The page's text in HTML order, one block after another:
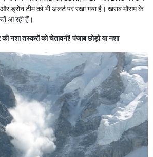
ड्रोन टीम को भी अलर्ट पर रखा गया है। खराब मौसम के
आ रही हैं।
नशा तस्करों को चेतावनी! पंजाब छोड़ो या नशा